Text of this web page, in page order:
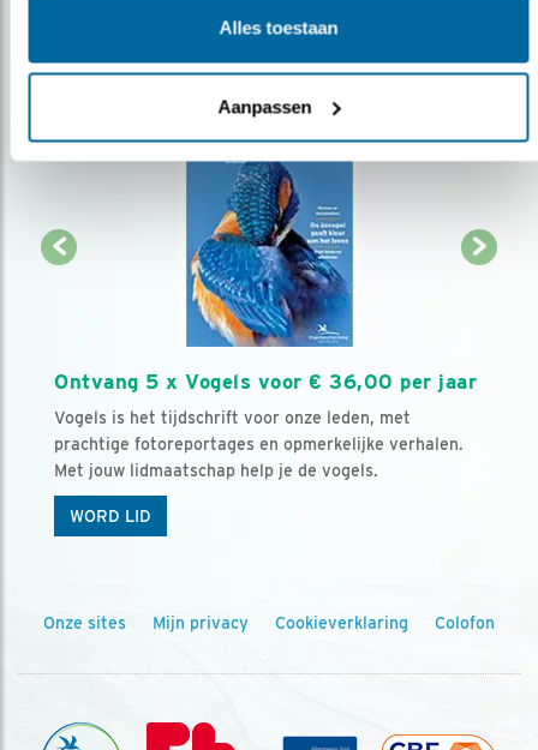
Alles toestaan
Aanpassen
Ontvang 5 x Vogels voor € 36,00 per jaar
Vogels is het tijdschrift voor onze leden, met
prachtige fotoreportages en opmerkelijke verhalen.
Met jouw lidmaatschap help je de vogels.
WORD LID
Onze sites Mijn privacy Cookieverklaring Colofon